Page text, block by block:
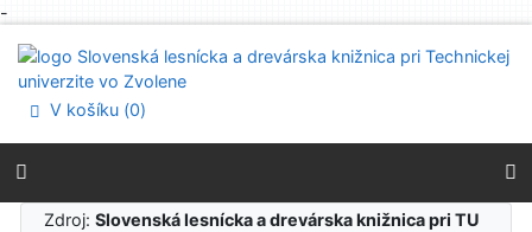
-
Prejsť na menu
Prehlásenie o webovej prístupnosti
V košíku (0)
Zdroj:Slovenská lesnícka a drevárska knižnica pri TU